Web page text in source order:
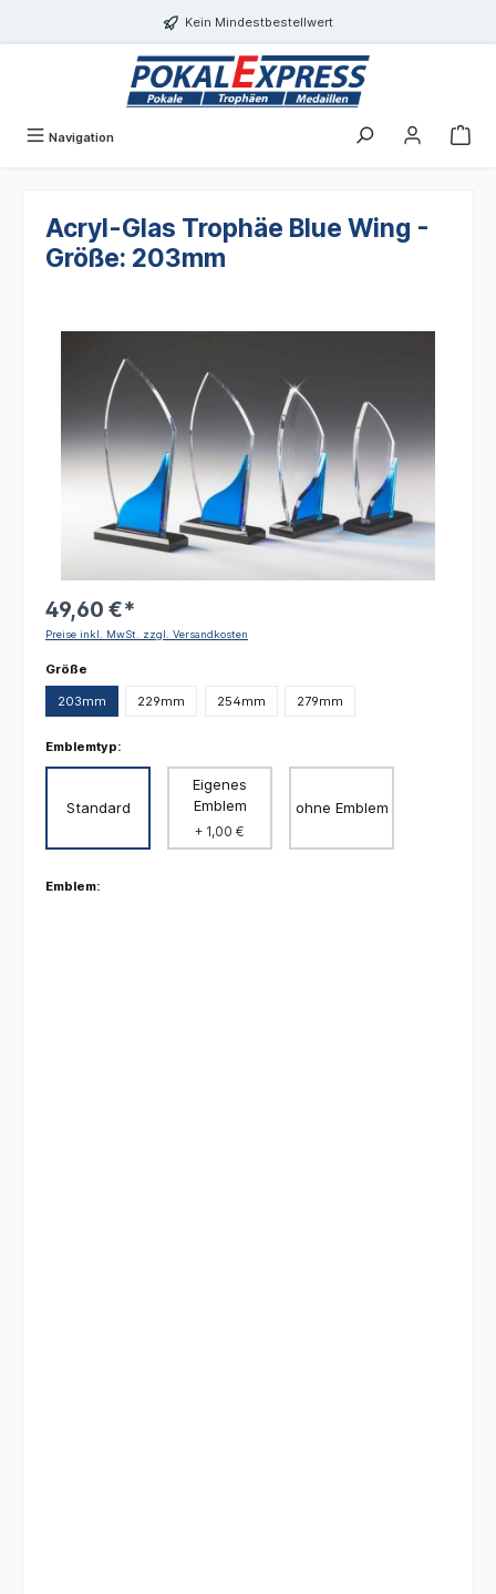
Kein Mindestbestellwert
Navigation
Acryl-Glas Trophäe Blue Wing -
Größe: 203mm
49,60 €*
Preise inkl. MwSt. zzgl. Versandkosten
Größe
203mm 229mm 254mm 279mm
Emblemtyp:
Standard
Eigenes
Emblem
+ 1,00 €
ohne Emblem
Emblem: